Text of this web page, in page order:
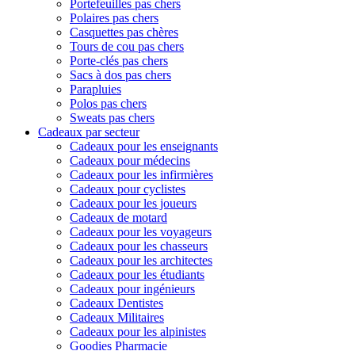
Portefeuilles pas chers
Polaires pas chers
Casquettes pas chères
Tours de cou pas chers
Porte-clés pas chers
Sacs à dos pas chers
Parapluies
Polos pas chers
Sweats pas chers
Cadeaux par secteur
Cadeaux pour les enseignants
Cadeaux pour médecins
Cadeaux pour les infirmières
Cadeaux pour cyclistes
Cadeaux pour les joueurs
Cadeaux de motard
Cadeaux pour les voyageurs
Cadeaux pour les chasseurs
Cadeaux pour les architectes
Cadeaux pour les étudiants
Cadeaux pour ingénieurs
Cadeaux Dentistes
Cadeaux Militaires
Cadeaux pour les alpinistes
Goodies Pharmacie